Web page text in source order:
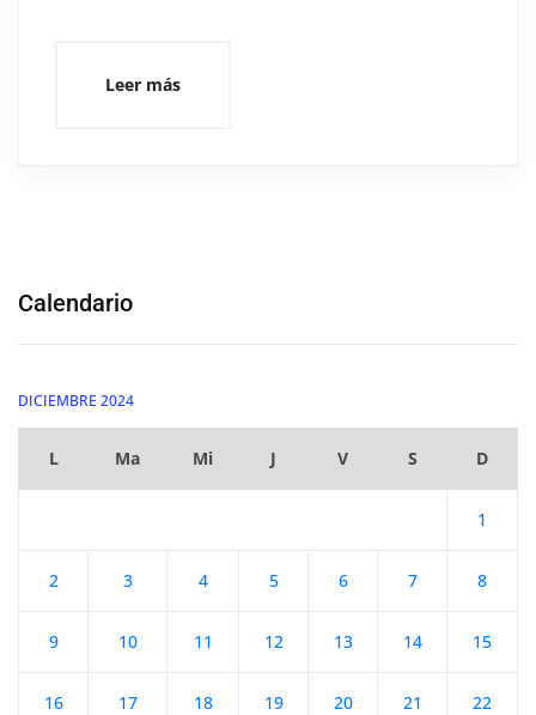
Leer más
Calendario
DICIEMBRE 2024
L Ma Mi J V S D
1
2 3 4 5 6 7 8
9 10 11 12 13 14 15
16 17 18 19 20 21 22